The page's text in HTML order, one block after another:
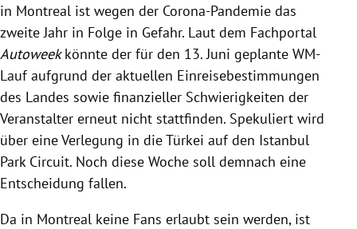
Untermenü
in Montreal ist wegen der Corona-Pandemie das
zweite Jahr in Folge in Gefahr. Laut dem Fachportal
Autoweekkönnte der für den 13. Juni geplante WM-
Lauf aufgrund der aktuellen Einreisebestimmungen
des Landes sowie finanzieller Schwierigkeiten der
Veranstalter erneut nicht stattfinden. Spekuliert wird
über eine Verlegung in die Türkei auf den Istanbul
Park Circuit. Noch diese Woche soll demnach eine
Entscheidung fallen.
Da in Montreal keine Fans erlaubt sein werden, ist